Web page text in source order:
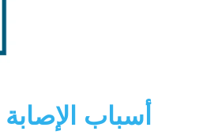
أسباب